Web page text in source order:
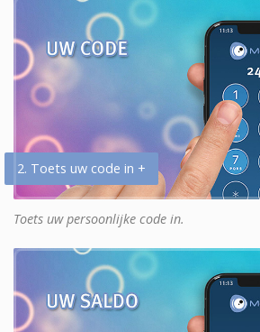
2. Toets uw code in +
Toets uw persoonlijke code in.